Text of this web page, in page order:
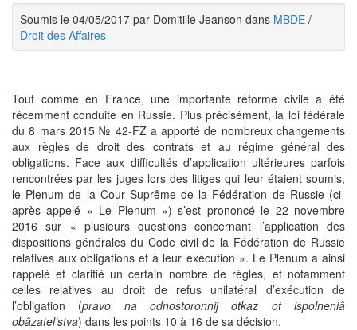
Soumis le 04/05/2017 par Domitille Jeanson dans MBDE /
Droit des Affaires
Tout comme en France, une importante réforme civile a été
récemment conduite en Russie. Plus précisément, la loi fédérale
du 8 mars 2015 № 42-FZ a apporté de nombreux changements
aux règles de droit des contrats et au régime général des
obligations. Face aux difficultés d’application ultérieures parfois
rencontrées par les juges lors des litiges qui leur étaient soumis,
le Plenum de la Cour Suprême de la Fédération de Russie (ci-
après appelé « Le Plenum ») s’est prononcé le 22 novembre
2016 sur « plusieurs questions concernant l’application des
dispositions générales du Code civil de la Fédération de Russie
relatives aux obligations et à leur exécution ». Le Plenum a ainsi
rappelé et clarifié un certain nombre de règles, et notamment
celles relatives au droit de refus unilatéral d’exécution de
l’obligation (pravo na odnostoronnij otkaz ot ispolneniâ
obâzatel’stva) dans les points 10 à 16 de sa décision.